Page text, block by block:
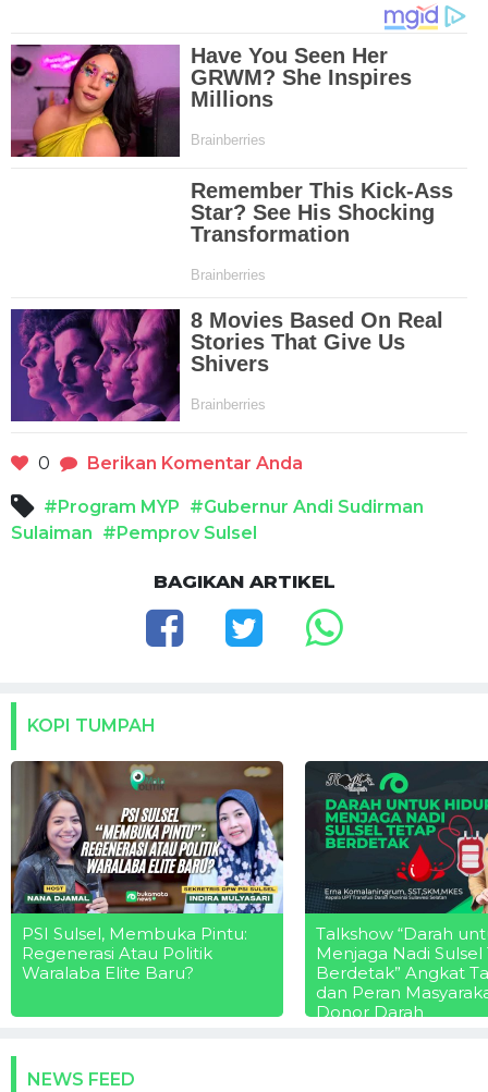
0 Berikan Komentar Anda
#Program MYP #Gubernur Andi Sudirman
Sulaiman #Pemprov Sulsel
BAGIKAN ARTIKEL
KOPI TUMPAH
PSI Sulsel, Membuka Pintu:
Regenerasi Atau Politik
Waralaba Elite Baru?
Talkshow “Darah
Menjaga Nadi Sulsel
Berdetak” Angkat
dan Peran
Donor Darah
NEWS FEED